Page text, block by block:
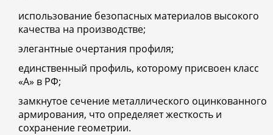
использование безопасных материалов высокого
качества на производстве;
элегантные очертания профиля;
единственный профиль, которому присвоен класс
«А» в РФ;
замкнутое сечение металлического оцинкованного
армирования, что определяет жесткость и
сохранение геометрии.